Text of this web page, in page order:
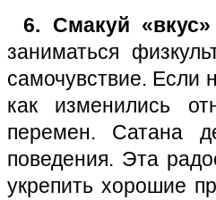
6. Смакуй
заниматься
самочувствие. Если
как изменились
перемен. Сатана
поведения. Эта
укрепить хорошие